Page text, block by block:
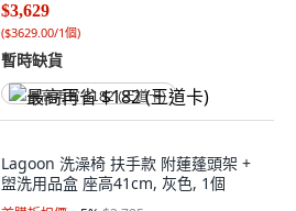
$3,629
($3629.00/1個)
暫時缺貨
最高再省 $182 (王道卡)
Lagoon 洗澡椅 扶手款 附蓮蓬頭架 +
盥洗用品盒 座高41cm, 灰色, 1個